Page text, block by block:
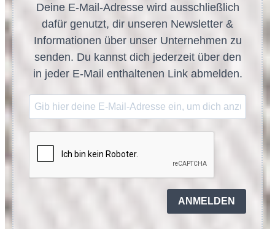
Deine E-Mail-Adresse wird ausschließlich
dafür genutzt, dir unseren Newsletter &
Informationen über unser Unternehmen zu
senden. Du kannst dich jederzeit über den
in jeder E-Mail enthaltenen Link abmelden.
ANMELDEN